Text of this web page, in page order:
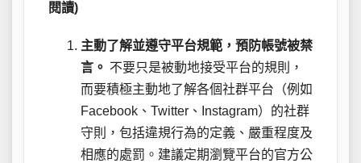
閱讀)
主動了解並遵守平台規範，預防帳號被禁
言。 不要只是被動地接受平台的規則，
而要積極主動地了解各個社群平台（例如
Facebook、Twitter、Instagram）的社群
守則，包括違規行為的定義、嚴重程度及
相應的處罰。建議定期瀏覽平台的官方公